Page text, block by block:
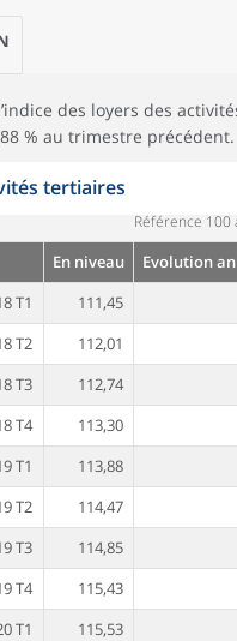
des loyers des
% au trimestre précédent.
tertiaires
Référence
En niveau
Evolution
T1
111,45
T2
112,01
T3
112,74
T4
113,30
T1
113,88
T2
114,47
T3
114,85
T4
115,43
T1
115,53